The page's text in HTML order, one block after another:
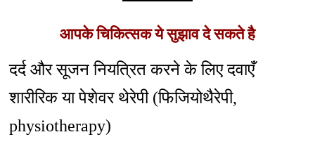
आपके चिकित्सक ये सुझाव दे सकते है
दर्द और सूजन नियत्रित करने के लिए दवाएँ
शारीरिक या पेशेवर थेरेपी (फिजियोथैरेपी,
physiotherapy)